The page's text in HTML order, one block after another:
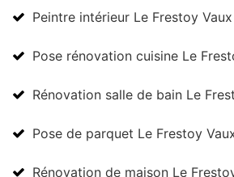
Peintre intérieur Le Frestoy Vaux
Pose rénovation cuisine Le
Rénovation salle de bain Le
Pose de parquet Le Frestoy
Rénovation de maison Le